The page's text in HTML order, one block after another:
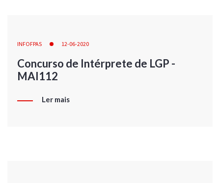
INFOFPAS 12-06-2020
Concurso de Intérprete de LGP -
MAI112
Ler mais